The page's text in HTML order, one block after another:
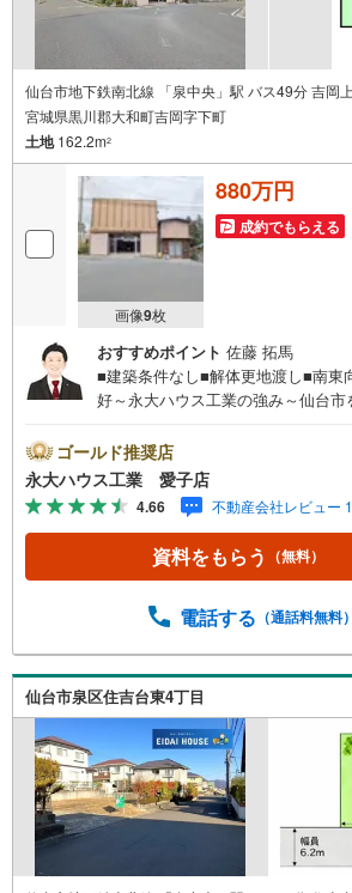
仙台市地下鉄南北線 「泉中央」駅 バス49分 吉岡
宮城県黒川郡大和町吉岡字下町
土地162.2m2
画像9枚
880万円
成約でもらえる
おすすめポイント 佐藤 拓馬
■建築条件なし■解体更地渡し■南東
好～永大ハウス工業の強み～仙台
てご紹介！1.＜豊富な不動産知識＞
地…と種別を問わず不動産を取り扱
教育施設や商業施設、子育て環境や
総合し、お客様により良い物件選び
う、しっかりとサポートさせてい
富なスタッフ＞当社では【購入】
ん、ご購入時に気になる住宅ローン
ズスペースも完備！お子様連れの
しください。営業時間:10:00～
※店舗により変動あり）現地のご案
ぞお気軽にお問い合わせください！
ゴールド推奨店
永大ハウス工業 愛子店
4.66 不動産会社レビュー
資料をもらう （無料）
電話する （通話料無料）
仙台市泉区住吉台東4丁目